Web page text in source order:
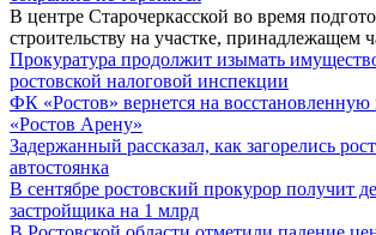
В центре Старочеркасской во время
строительству на участке, принадлежащем
Прокуратура продолжит изымать
ростовской налоговой инспекции
ФК «Ростов» вернется на
«Ростов Арену»
Задержанный рассказал, как загорелись
автостоянка
В сентябре ростовский прокурор получит
застройщика на 1 млрд